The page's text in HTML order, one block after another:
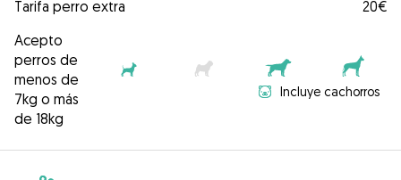
Tarifa perro extra
20€
Acepto
perros de
menos de
7kg o más
de 18kg
Incluye cachorros